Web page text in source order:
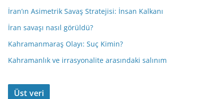
İran’ın Asimetrik Savaş Stratejisi: İnsan Kalkanı
İran savaşı nasıl görüldü?
Kahramanmaraş Olayı: Suç Kimin?
Kahramanlık ve irrasyonalite arasındaki salınım
Üst veri